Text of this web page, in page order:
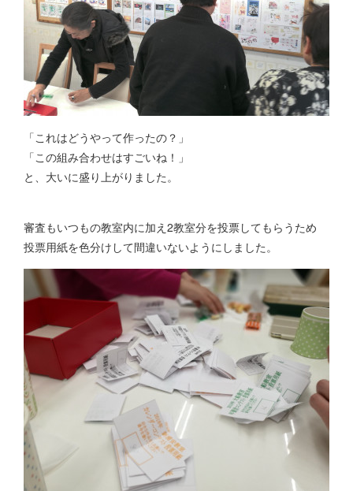
「これはどうやって作ったの？」
「この組み合わせはすごいね！」
と、大いに盛り上がりました。
審査もいつもの教室内に加え2教室分を投票してもらうため
投票用紙を色分けして間違いないようにしました。